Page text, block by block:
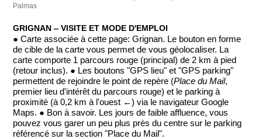
Palmas
GRIGNAN ‒ VISITE ET MODE D'EMPLOI
● Carte associée à cette page: Grignan. Le bouton en forme
de cible de la carte vous permet de vous géolocaliser. La
carte comporte 1 parcours rouge (principal) de 2 km à pied
(retour inclus). ● Les boutons "GPS lieu" et "GPS parking"
permettent de rejoindre le point de repère (Place du Mail,
premier lieu d'intérêt du parcours rouge) et le parking à
proximité (à 0,2 km à l'ouest ←) via le navigateur Google
Maps. ● Bon à savoir. Les jours de faible affluence, vous
pouvez vous garer un peu plus près du centre sur le parking
référencé sur la section "Place du Mail".